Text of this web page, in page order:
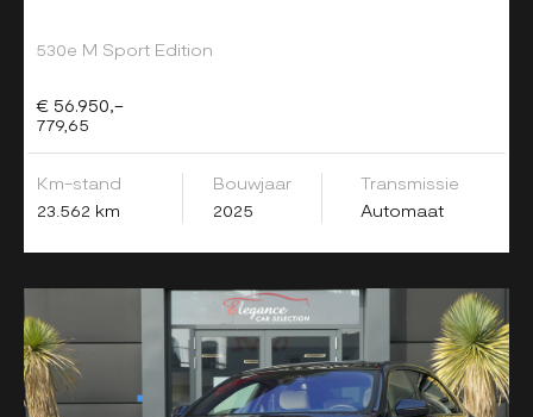
530e M Sport Edition
€ 56.950,-
779,65
Km-stand
23.562 km
Bouwjaar
2025
Transmissie
Automaat